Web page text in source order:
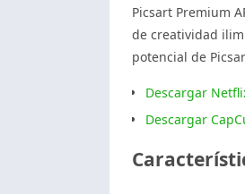
Picsart Premium
de creatividad
potencial de
Descargar
Descargar